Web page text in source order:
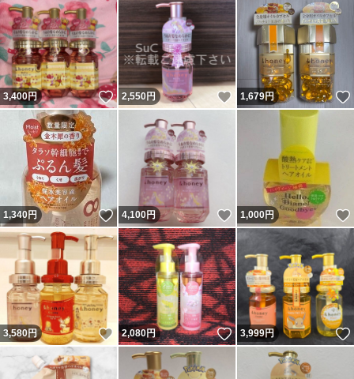
3,400円 いいね！
2,550円 いいね！
1,679円
1,340円 いいね！
4,100円 いいね！
1,000円
3,580円 いいね！
2,080円 いいね！
3,999円